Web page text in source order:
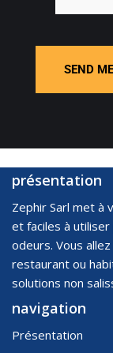
SEND
présentation
Zephir Sarl met à
et faciles à
odeurs. Vous
restaurant ou
solutions non
navigation
Présentation